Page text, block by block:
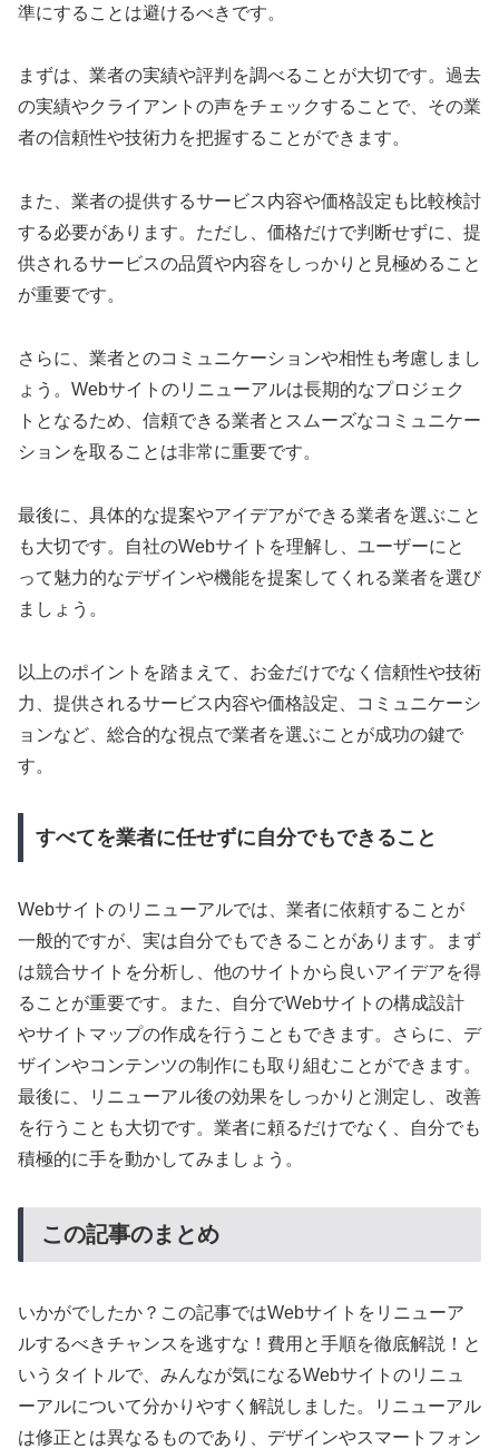
準にすることは避けるべきです。
まずは、業者の実績や評判を調べることが大切です。過去
の実績やクライアントの声をチェックすることで、その業
者の信頼性や技術力を把握することができます。
また、業者の提供するサービス内容や価格設定も比較検討
する必要があります。ただし、価格だけで判断せずに、提
供されるサービスの品質や内容をしっかりと見極めること
が重要です。
さらに、業者とのコミュニケーションや相性も考慮しまし
ょう。Webサイトのリニューアルは長期的なプロジェク
トとなるため、信頼できる業者とスムーズなコミュニケー
ションを取ることは非常に重要です。
最後に、具体的な提案やアイデアができる業者を選ぶこと
も大切です。自社のWebサイトを理解し、ユーザーにと
って魅力的なデザインや機能を提案してくれる業者を選び
ましょう。
以上のポイントを踏まえて、お金だけでなく信頼性や技術
力、提供されるサービス内容や価格設定、コミュニケーシ
ョンなど、総合的な視点で業者を選ぶことが成功の鍵で
す。
すべてを業者に任せずに自分でもできること
Webサイトのリニューアルでは、業者に依頼することが
一般的ですが、実は自分でもできることがあります。まず
は競合サイトを分析し、他のサイトから良いアイデアを得
ることが重要です。また、自分でWebサイトの構成設計
やサイトマップの作成を行うこともできます。さらに、デ
ザインやコンテンツの制作にも取り組むことができます。
最後に、リニューアル後の効果をしっかりと測定し、改善
を行うことも大切です。業者に頼るだけでなく、自分でも
積極的に手を動かしてみましょう。
この記事のまとめ
いかがでしたか？この記事ではWebサイトをリニューア
ルするべきチャンスを逃すな！費用と手順を徹底解説！と
いうタイトルで、みんなが気になるWebサイトのリニュ
ーアルについて分かりやすく解説しました。リニューアル
は修正とは異なるものであり、デザインやスマートフォン